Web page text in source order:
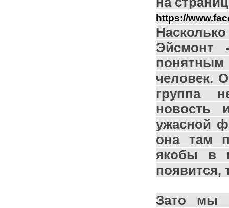
https://
Эйсмонт
понятным
человек.
группа
новость
ужасной
она там
якобы в
появится,
Зато мы